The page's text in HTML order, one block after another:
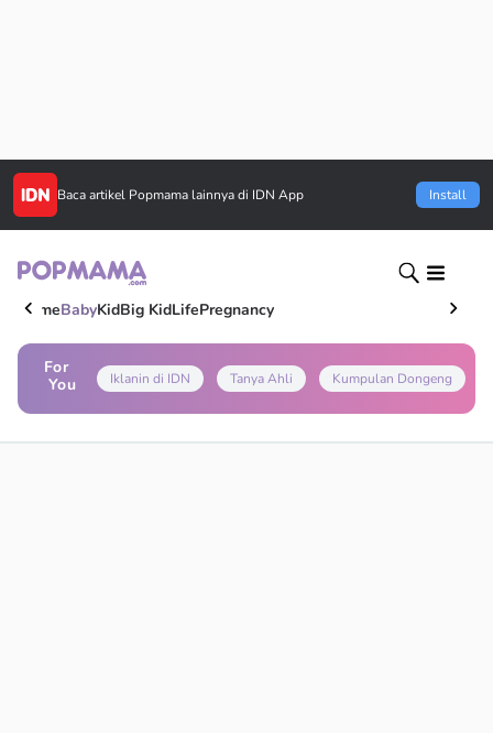
Baca artikel Popmama lainnya di IDN App Install
HomeBabyKidBig KidLifePregnancy
For
You
Iklanin di IDN Tanya Ahli Kumpulan Dongeng